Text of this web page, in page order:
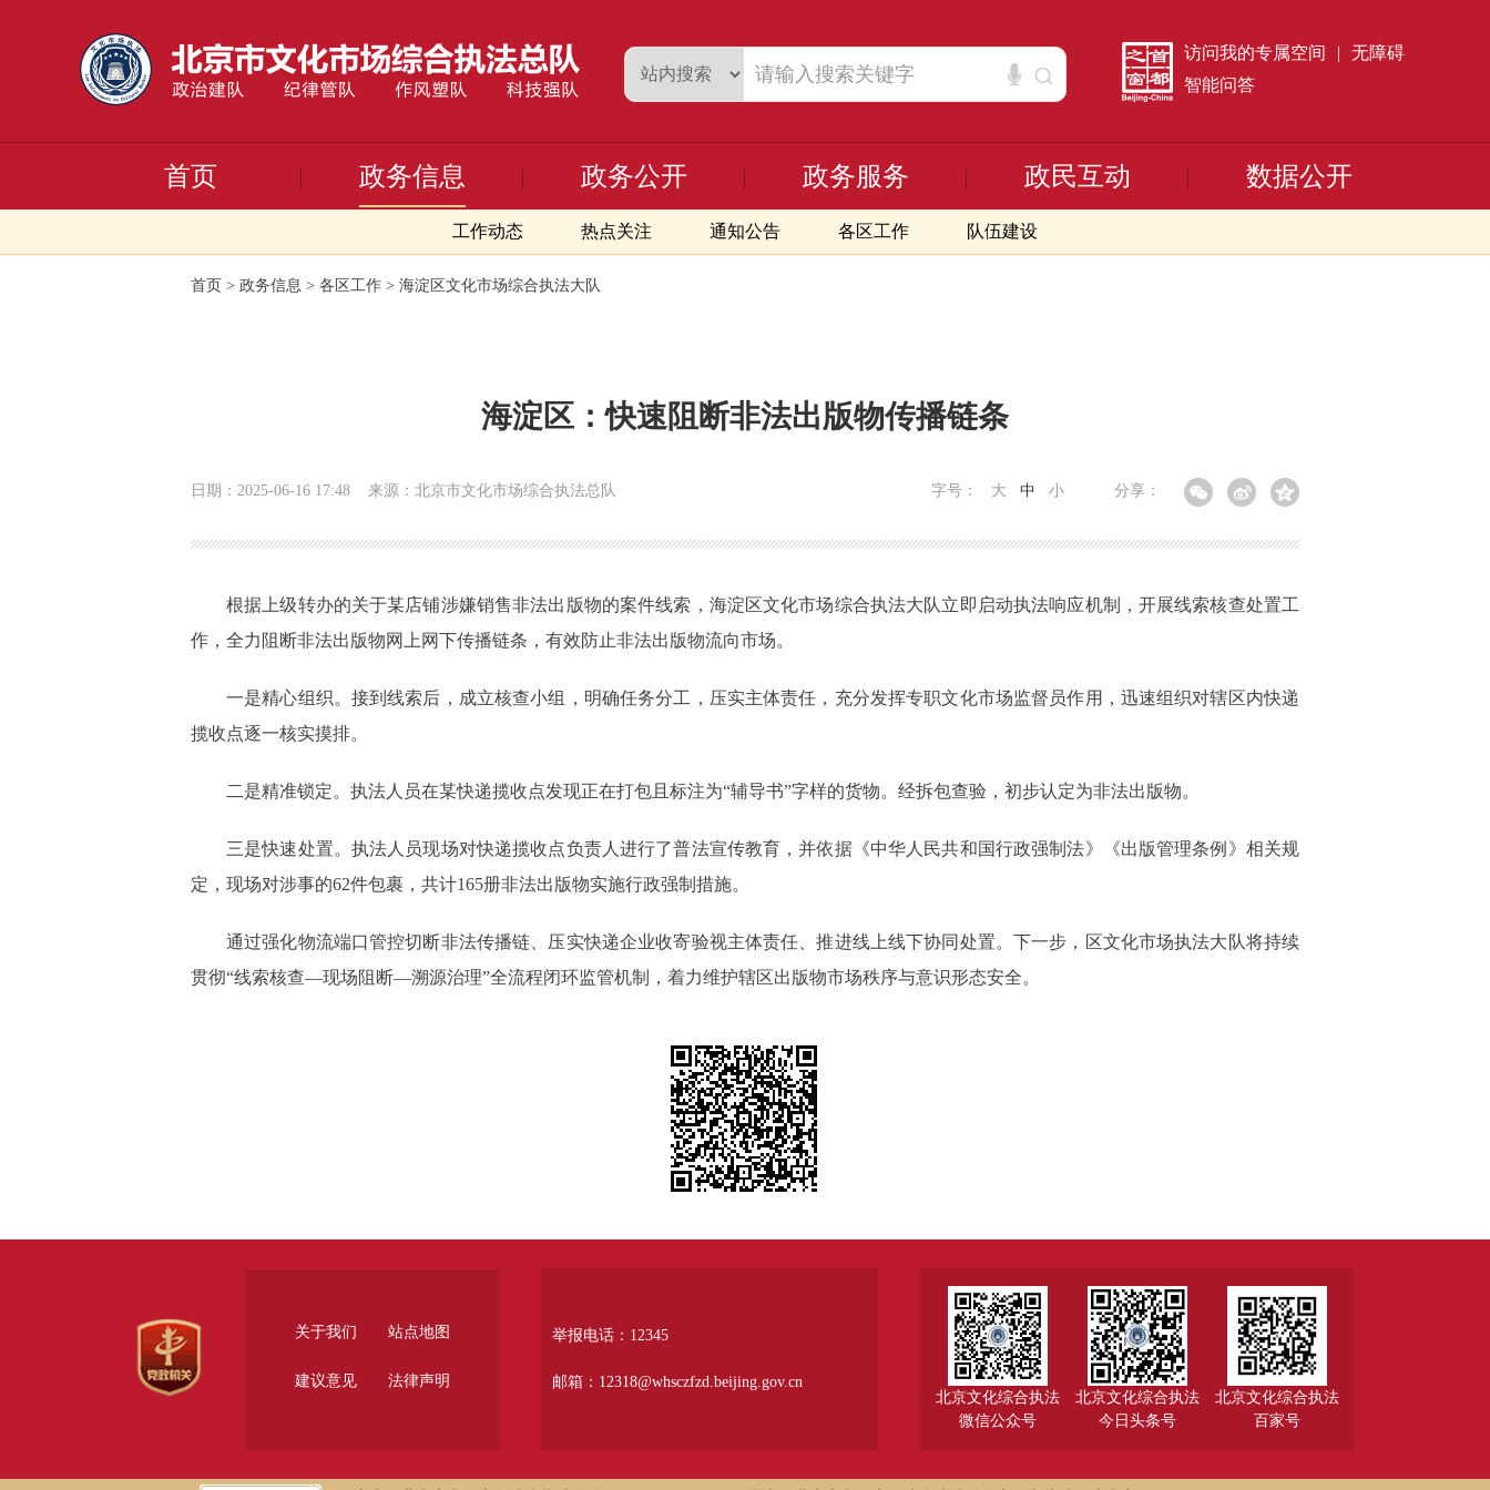
访问我的专属空间 |
无障碍
智能问答
首页 政务信息
工作动态 热点关注 通知公告 各区工作 队伍建设
政务公开 政务服务 政民互动 数据公开
首页 > 政务信息 > 各区工作 > 海淀区文化市场综合执法大队
海淀区：快速阻断非法出版物传播链条
日期：2025-06-16 17:48 来源：北京市文化市场综合执法总队 分享：
字号： 大 中 小
根据上级转办的关于某店铺涉嫌销售非法出版物的案件线索，海淀区文化市场综合执法大队立即启动执法响应机制，开展线索核查处置工
作，全力阻断非法出版物网上网下传播链条，有效防止非法出版物流向市场。
一是精心组织。接到线索后，成立核查小组，明确任务分工，压实主体责任，充分发挥专职文化市场监督员作用，迅速组织对辖区内快递
揽收点逐一核实摸排。
二是精准锁定。执法人员在某快递揽收点发现正在打包且标注为“辅导书”字样的货物。经拆包查验，初步认定为非法出版物。
三是快速处置。执法人员现场对快递揽收点负责人进行了普法宣传教育，并依据《中华人民共和国行政强制法》《出版管理条例》相关规
定，现场对涉事的62件包裹，共计165册非法出版物实施行政强制措施。
通过强化物流端口管控切断非法传播链、压实快递企业收寄验视主体责任、推进线上线下协同处置。下一步，区文化市场执法大队将持续
贯彻“线索核查—现场阻断—溯源治理”全流程闭环监管机制，着力维护辖区出版物市场秩序与意识形态安全。
关于我们 站点地图
建议意见 法律声明
举报电话：12345
邮箱：12318@whsczfzd.beijing.gov.cn
北京文化综合执法
微信公众号
北京文化综合执法
今日头条号
北京文化综合执法
百家号